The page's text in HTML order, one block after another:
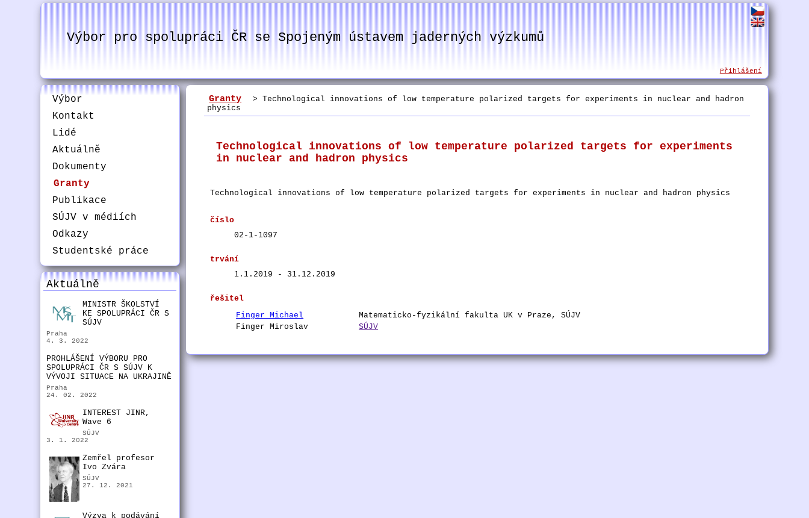
Výbor pro spolupráci ČR se Spojeným ústavem jaderných výzkumů
Přihlášení
Výbor
Kontakt
Lidé
Aktuálně
Dokumenty
Granty
Publikace
SÚJV v médiích
Odkazy
Studentské práce
Aktuálně
MINISTR ŠKOLSTVÍ
KE SPOLUPRÁCI ČR S
SÚJV
Praha
4. 3. 2022
PROHLÁŠENÍ VÝBORU PRO
SPOLUPRÁCI ČR S SÚJV K
VÝVOJI SITUACE NA UKRAJINĚ
Praha
24. 02. 2022
INTEREST JINR,
Wave 6
SÚJV
3. 1. 2022
Zemřel profesor
Ivo Zvára
SÚJV
27. 12. 2021
Výzva k podávání
Granty
> Technological innovations of low temperature polarized targets for experiments in nuclear and hadron
physics
Technological innovations of low temperature polarized targets for experiments
in nuclear and hadron physics
Technological innovations of low temperature polarized targets for experiments in nuclear and hadron physics
číslo
02-1-1097
trvání
1.1.2019 - 31.12.2019
řešitel
Finger Michael
Matematicko-fyzikální fakulta UK v Praze, SÚJV
Finger Miroslav
SÚJV